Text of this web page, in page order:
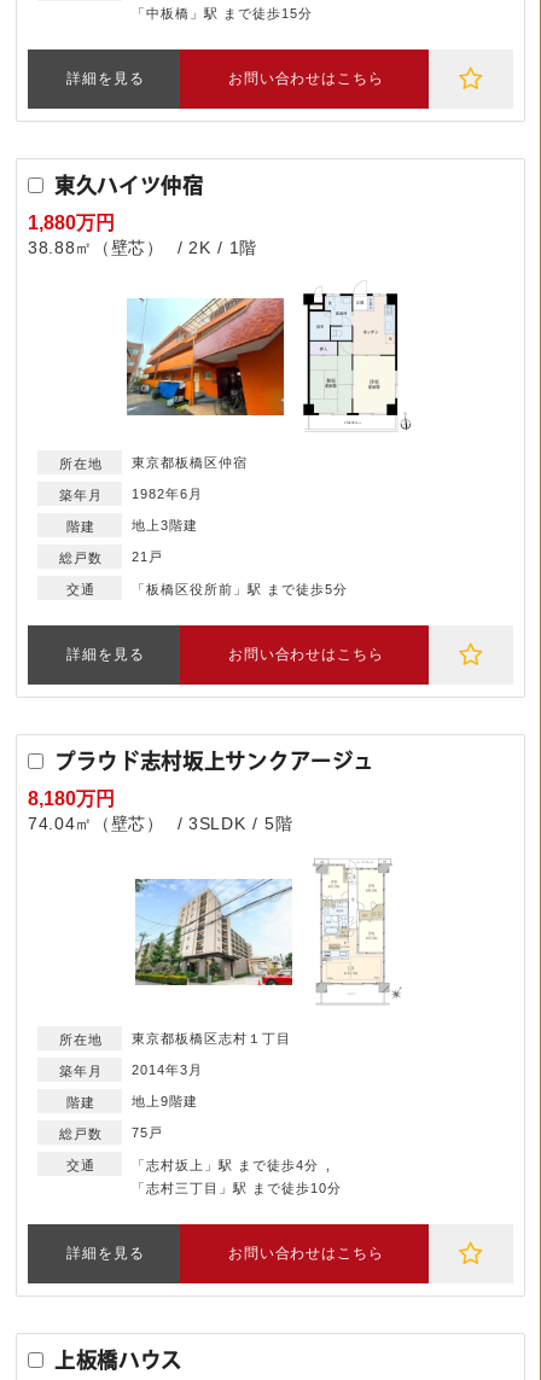
「中板橋」駅 まで徒歩15分
詳細を見る お問い合わせはこちら
東久ハイツ仲宿
1,880万円
38.88㎡（壁芯） 2K 1階
東京都板橋区仲宿
1982年6月
地上3階建
21戸
「板橋区役所前」駅 まで徒歩5分
詳細を見る お問い合わせはこちら
プラウド志村坂上サンクアージュ
8,180万円
74.04㎡（壁芯） 3SLDK 5階
東京都板橋区志村１丁目
2014年3月
地上9階建
75戸
「志村坂上」駅 まで徒歩4分
「志村三丁目」駅 まで徒歩10分
詳細を見る お問い合わせはこちら
上板橋ハウス